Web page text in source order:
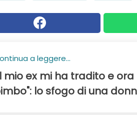
a leggere...
mio ex mi ha tradito e
lo sfogo di una